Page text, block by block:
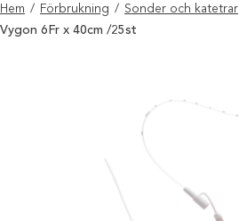
Hem / Förbrukning / Sonder och katetrar
Vygon 6Fr x 40cm /25st